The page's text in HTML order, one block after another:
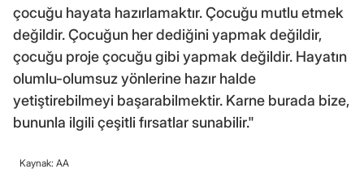
çocuğu hayata hazırlamaktır. Çocuğu mutlu etmek
değildir. Çocuğun her dediğini yapmak değildir,
çocuğu proje çocuğu gibi yapmak değildir. Hayatın
olumlu-olumsuz yönlerine hazır halde
yetiştirebilmeyi başarabilmektir. Karne burada bize,
bununla ilgili çeşitli fırsatlar sunabilir."
Kaynak: AA